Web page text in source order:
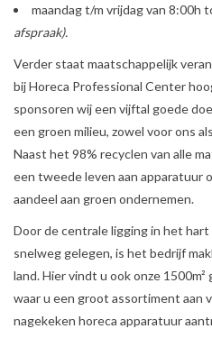
maandag t/m vrijdag van 8:00h
afspraak).
Verder staat maatschappelijk
bij Horeca Professional Center
sponsoren wij een vijftal goede
een groen milieu, zowel voor ons
Naast het 98% recyclen van alle
een tweede leven aan apparatuur
aandeel aan groen ondernemen.
Door de centrale ligging in het
snelweg gelegen, is het bedrijf
land. Hier vindt u ook onze
waar u een groot assortiment aan
nagekeken horeca apparatuur